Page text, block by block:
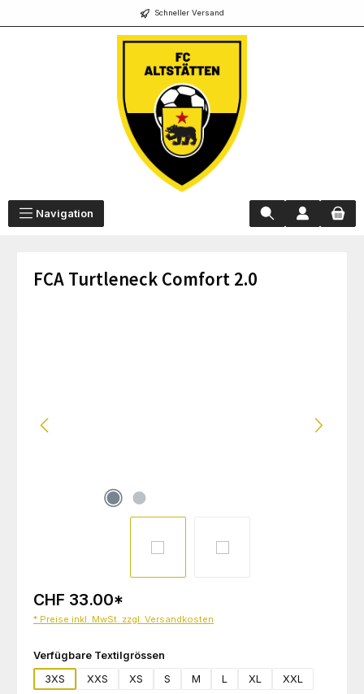
Schneller Versand
Navigation
FCA Turtleneck Comfort 2.0
CHF 33.00*
* Preise inkl. MwSt. zzgl. Versandkosten
Verfügbare Textilgrössen
3XS
XXS XS S M L XL XXL